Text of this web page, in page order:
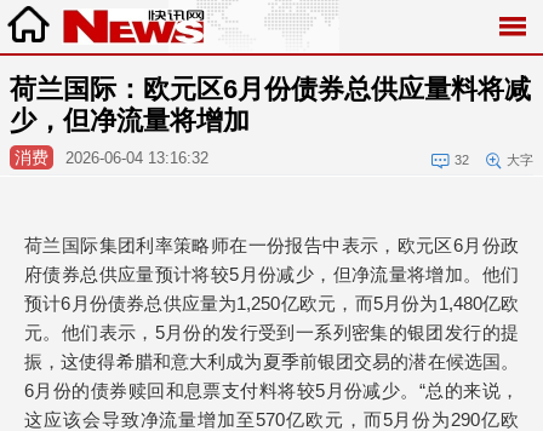
荷兰国际：欧元区6月份债券总供应量料将减
少，但净流量将增加
消费 2026-06-04 13:16:32 32 大字
荷兰国际集团利率策略师在一份报告中表示，欧元区6月份政
府债券总供应量预计将较5月份减少，但净流量将增加。他们
预计6月份债券总供应量为1,250亿欧元，而5月份为1,480亿欧
元。他们表示，5月份的发行受到一系列密集的银团发行的提
振，这使得希腊和意大利成为夏季前银团交易的潜在候选国。
6月份的债券赎回和息票支付料将较5月份减少。“总的来说，
这应该会导致净流量增加至570亿欧元，而5月份为290亿欧